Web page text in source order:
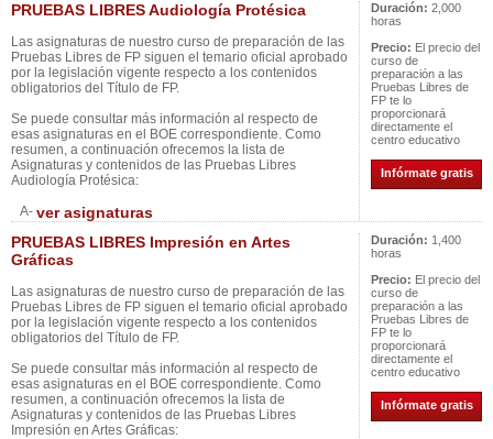
PRUEBAS LIBRES Audiología Protésica
Las asignaturas de nuestro curso de preparación de las
Pruebas Libres de FP siguen el temario oficial aprobado
por la legislación vigente respecto a los contenidos
obligatorios del Título de FP.
Se puede consultar más información al respecto de
esas asignaturas en el BOE correspondiente. Como
resumen, a continuación ofrecemos la lista de
Asignaturas y contenidos de las Pruebas Libres
Audiología Protésica:
A- ver asignaturas
Duración: 2,000
horas
Precio: El precio del
curso de
preparación a las
Pruebas Libres de
FP te lo
proporcionará
directamente el
centro educativo
Infórmate gratis
PRUEBAS LIBRES Impresión en Artes
Gráficas
Las asignaturas de nuestro curso de preparación de las
Pruebas Libres de FP siguen el temario oficial aprobado
por la legislación vigente respecto a los contenidos
obligatorios del Título de FP.
Se puede consultar más información al respecto de
esas asignaturas en el BOE correspondiente. Como
resumen, a continuación ofrecemos la lista de
Asignaturas y contenidos de las Pruebas Libres
Impresión en Artes Gráficas:
Duración: 1,400
horas
Precio: El precio del
curso de
preparación a las
Pruebas Libres de
FP te lo
proporcionará
directamente el
centro educativo
Infórmate gratis